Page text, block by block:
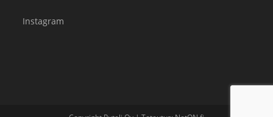
Instagram